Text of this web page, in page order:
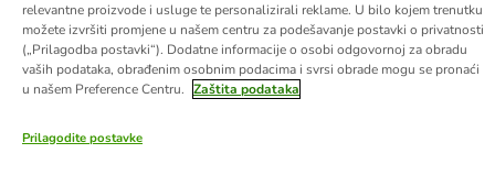
Propisi o uklanjanju otpada
Zaštita podataka
Izjava o pristupačnosti
© zooplus SE2026
relevantne proizvode i usluge te personalizirali reklame. U bilo kojem trenutku
možete izvršiti promjene u našem centru za podešavanje postavki o privatnosti
(„Prilagodba postavki“). Dodatne informacije o osobi odgovornoj za obradu
vaših podataka, obrađenim osobnim podacima i svrsi obrade mogu se pronaći
u našem Preference Centru. Zaštita podataka
Prilagodite postavke